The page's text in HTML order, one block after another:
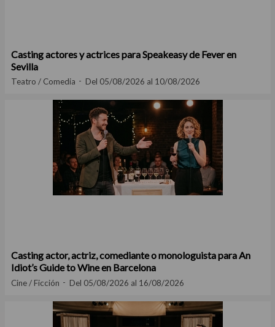
Casting actores y actrices para Speakeasy de Fever en
Sevilla
Teatro / Comedia Del 05/08/2026 al 10/08/2026
Casting actor, actriz, comediante o monologuista para An
Idiot’s Guide to Wine en Barcelona
Cine / Ficción Del 05/08/2026 al 16/08/2026